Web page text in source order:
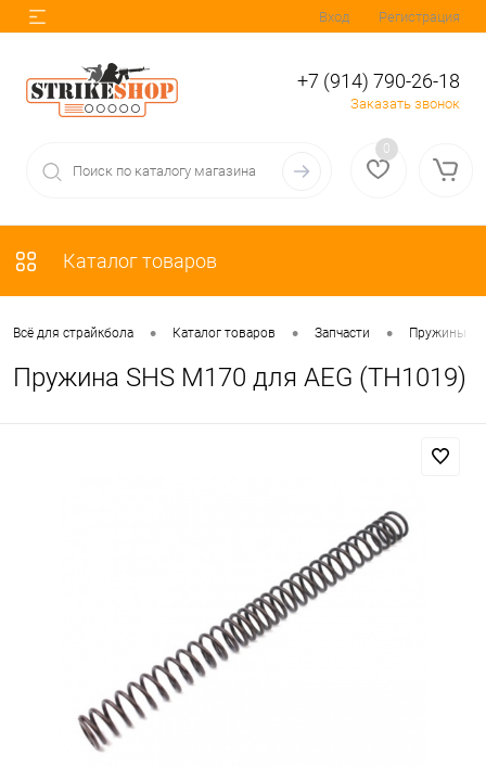
Вход Регистрация
+7 (914) 790-26-18
Заказать звонок
0
Каталог товаров
Всё для страйкбола • Каталог товаров • Запчасти • Пружины
Пружина SHS М170 для AEG (TH1019)